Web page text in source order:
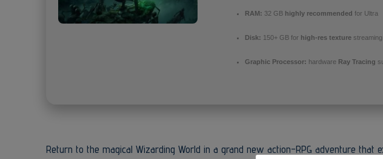
RAM: 32 GB highly recommended for Ultra
Disk: 150+ GB for high-res texture streaming
Graphic Processor: hardware Ray Tracing
Return to the magical Wizarding World in a grand new action-RPG adventure that